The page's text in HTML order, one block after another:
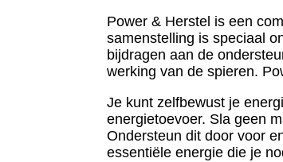
Power & Herstel is een
samenstelling is speciaal
bijdragen aan de
werking van de spieren.
Je kunt zelfbewust je
energietoevoer. Sla geen
Ondersteun dit door voor
essentiële energie die je